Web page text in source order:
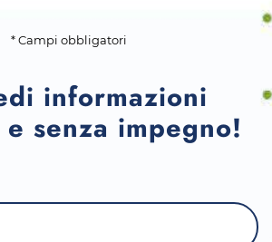
* Campi obbligatori
informazioni
senza impegno!